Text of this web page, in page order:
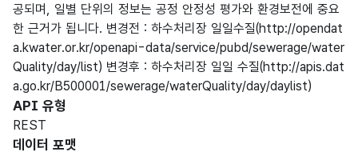
공되며, 일별 단위의 정보는 공정 안정성 평가와 환경보전에 중요
한 근거가 됩니다. 변경전 : 하수처리장 일일수질(http://opendat
a.kwater.or.kr/openapi-data/service/pubd/sewerage/water
Quality/day/list) 변경후 : 하수처리장 일일 수질(http://apis.dat
a.go.kr/B500001/sewerage/waterQuality/day/daylist)
API 유형
REST
데이터 포맷